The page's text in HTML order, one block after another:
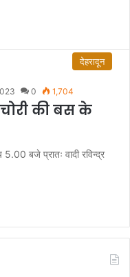
देहरादून
0 1,704
चोरी की बस के
5.00 बजे प्रातः वादी रविन्द्र